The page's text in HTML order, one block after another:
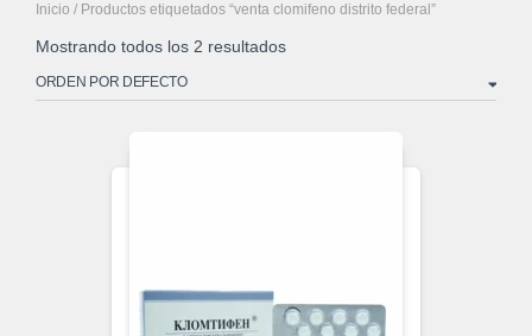
Inicio / Productos etiquetados “venta clomifeno distrito federal”
Mostrando todos los 2 resultados